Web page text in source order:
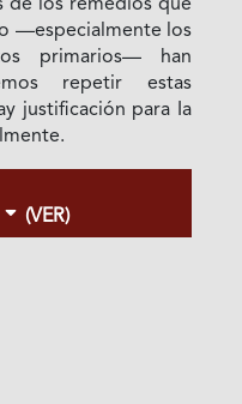
de los remedios que
—especialmente los
primarios— han
repetir estas
justificación para Ia
(VER)